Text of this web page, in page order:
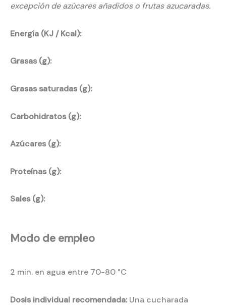
excepción de azúcares añadidos o frutas azucaradas.
Energía (KJ / Kcal):
Grasas (g):
Grasas saturadas (g):
Carbohidratos (g):
Azúcares (g):
Proteínas (g):
Sales (g):
Modo de empleo
2 min. en agua entre 70-80 °C
Dosis individual recomendada:Una cucharada